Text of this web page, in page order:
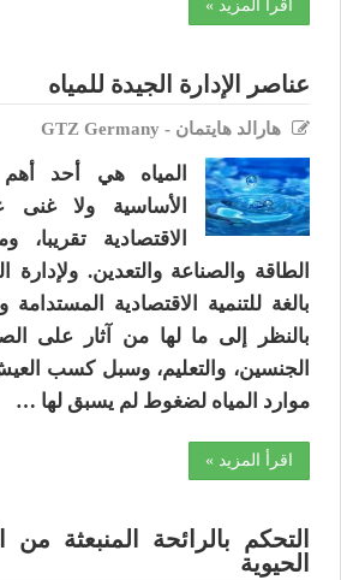
اقرأ المزيد »
عناصر الإدارة الجيدة للمياه
هارالد هايتمان - GTZ Germany
المياه هي أحد أهم
الأساسية ولا غنى
الاقتصادية تقريبا،
الطاقة والصناعة والتعدين. ولإدارة
بالغة للتنمية الاقتصادية
بالنظر إلى ما لها من آثار على
الجنسين، والتعليم، وسبل كسب
موارد المياه لضغوط لم يسبق لها …
اقرأ المزيد »
التحكم بالرائحة المنبعثة
الحيوية